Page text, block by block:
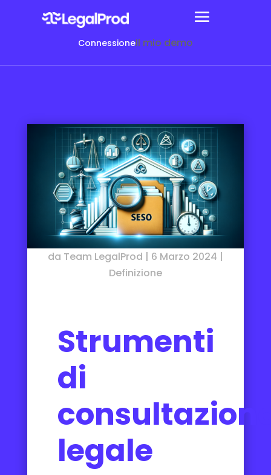
ConnessioneIl mio demo
da Team LegalProd | 6 Marzo 2024 |
Definizione
Strumenti
di
legale